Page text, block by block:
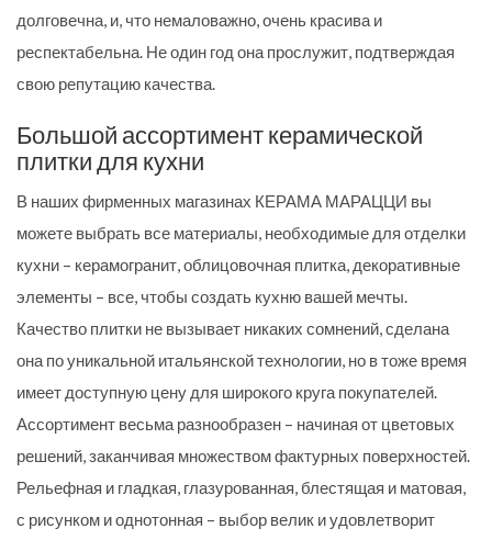
долговечна, и, что немаловажно, очень красива и
респектабельна. Не один год она прослужит, подтверждая
свою репутацию качества.
Большой ассортимент керамической
плитки для кухни
В наших фирменных магазинах КЕРАМА МАРАЦЦИ вы
можете выбрать все материалы, необходимые для отделки
кухни – керамогранит, облицовочная плитка, декоративные
элементы – все, чтобы создать кухню вашей мечты.
Качество плитки не вызывает никаких сомнений, сделана
она по уникальной итальянской технологии, но в тоже время
имеет доступную цену для широкого круга покупателей.
Ассортимент весьма разнообразен – начиная от цветовых
решений, заканчивая множеством фактурных поверхностей.
Рельефная и гладкая, глазурованная, блестящая и матовая,
с рисунком и однотонная – выбор велик и удовлетворит